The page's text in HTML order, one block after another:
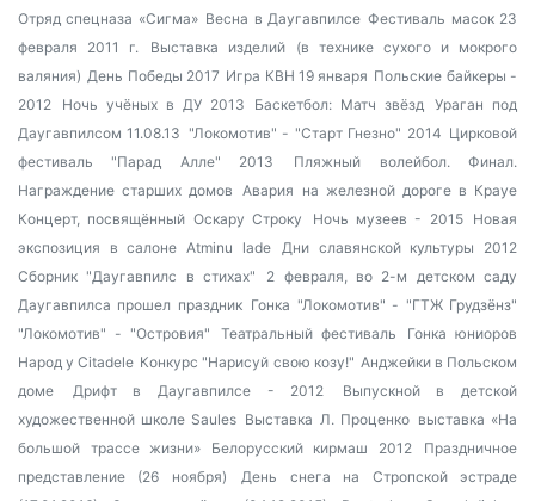
Отряд спецназа «Сигма» Весна в Даугавпилсе Фестиваль масок 23
февраля 2011 г.
Выставка изделий (в технике сухого и мокрого
валяния) День Победы 2017 Игра КВН 19 января Польские байкеры -
2012
Ночь учёных в ДУ 2013 Баскетбол: Матч звёзд
Ураган под
Даугавпилсом 11.08.13 "Локомотив" - "Старт Гнезно" 2014 Цирковой
фестиваль "Парад Алле" 2013
Пляжный волейбол. Финал.
Награждение старших домов
Авария на железной дороге в Крауе
Концерт, посвящённый Оскару Строку
Ночь музеев - 2015
Новая
экспозиция в салоне Atminu lade
Дни славянской культуры 2012
Сборник "Даугавпилс в стихах"
2 февраля, во 2-м детском саду
Даугавпилса прошел праздник Гонка "Локомотив" - "ГТЖ Грудзёнз"
"Локомотив" - "Островия"
Театральный фестиваль
Гонка юниоров
Народ у Citadele Конкурс "Нарисуй свою козу!" Анджейки в Польском
доме
Дрифт в Даугавпилсе - 2012
Выпускной в детской
художественной школе Saules Выставка Л. Проценко выставка «На
большой трассе жизни» Белорусский кирмаш 2012
Праздничное
представление (26 ноября)
День снега на Стропской эстраде